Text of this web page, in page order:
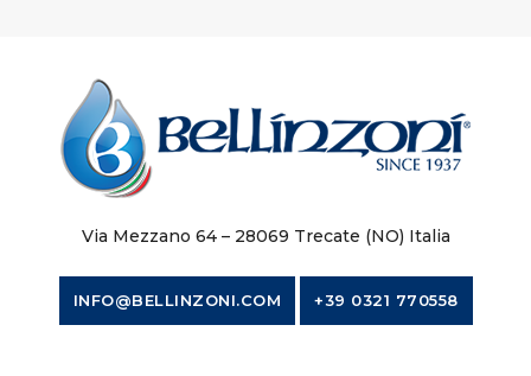
Via Mezzano 64 – 28069 Trecate (NO) Italia
INFO@BELLINZONI.COM +39 0321 770558